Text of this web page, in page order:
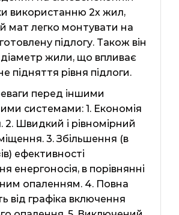
використанню 2х жил,
мат легко монтувати на
підлогу. Також він
жили, що впливає
підняття рівня підлоги.
перед іншими
системами: 1. Економія
2. Швидкий і рівномірний
3. Збільшення (в
ефективності
енергоносія, в порівнянні
опаленням. 4. Повна
від графіка включення